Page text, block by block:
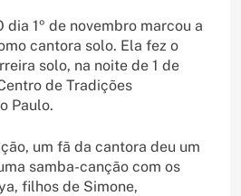
dia 1º de novembro marcou a
cantora solo. Ela fez o
solo, na noite de 1 de
de Tradições
Paulo.
um fã da cantora deu um
samba-canção com os
filhos de Simone,